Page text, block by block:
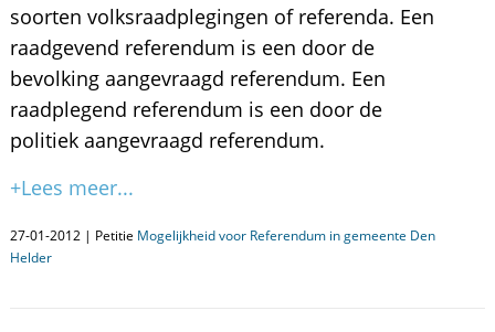
soorten volksraadplegingen of referenda. Een
raadgevend referendum is een door de
bevolking aangevraagd referendum. Een
raadplegend referendum is een door de
politiek aangevraagd referendum.
+Lees meer...
27-01-2012 | Petitie Mogelijkheid voor Referendum in gemeente Den
Helder